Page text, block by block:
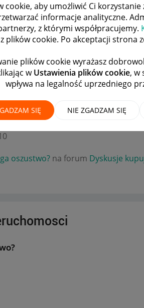
cookie, aby umożliwić Ci
informacje analityczne.
z którymi współpracujemy.
plików cookie. Po akceptacji strona
plików cookie wyrażasz
wUstawienia plików cookie, w
wpływa na legalność uprzedniego
SIĘ NIE ZGADZAM SIĘ
oszustwo?
oszustwo? na forum Dyskusje